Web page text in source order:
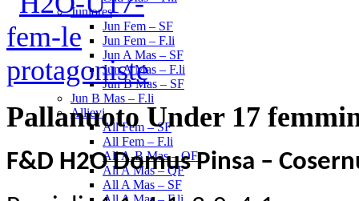
Juniores
Jun Fem – SF
Jun Fem – F.li
Jun A Mas – SF
Jun A Mas – F.li
Jun B Mas – SF
Jun B Mas – F.li
Allievi
All Fem – SF
All Fem – F.li
All A-B Mas – OF
All A Mas – QF
All A Mas – SF
Pallanuoto Under 17
F&D H2O Domus Pinsa –